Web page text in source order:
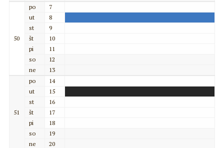
50
po
7
ut
8
st
9
št
10
pi
11
so
12
ne
13
51
po
14
ut
15
st
16
št
17
pi
18
so
19
ne
20